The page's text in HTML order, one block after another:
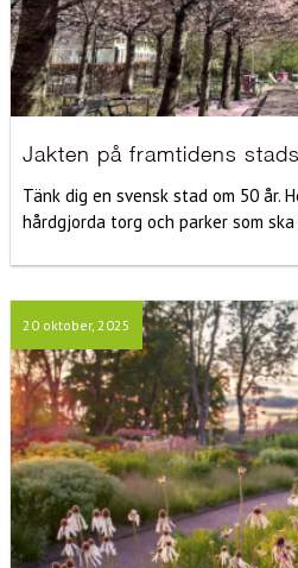
Jakten på framtidens
Tänk dig en svensk stad om 50 år.
hårdgjorda torg och parker som
20 oktober, 2025